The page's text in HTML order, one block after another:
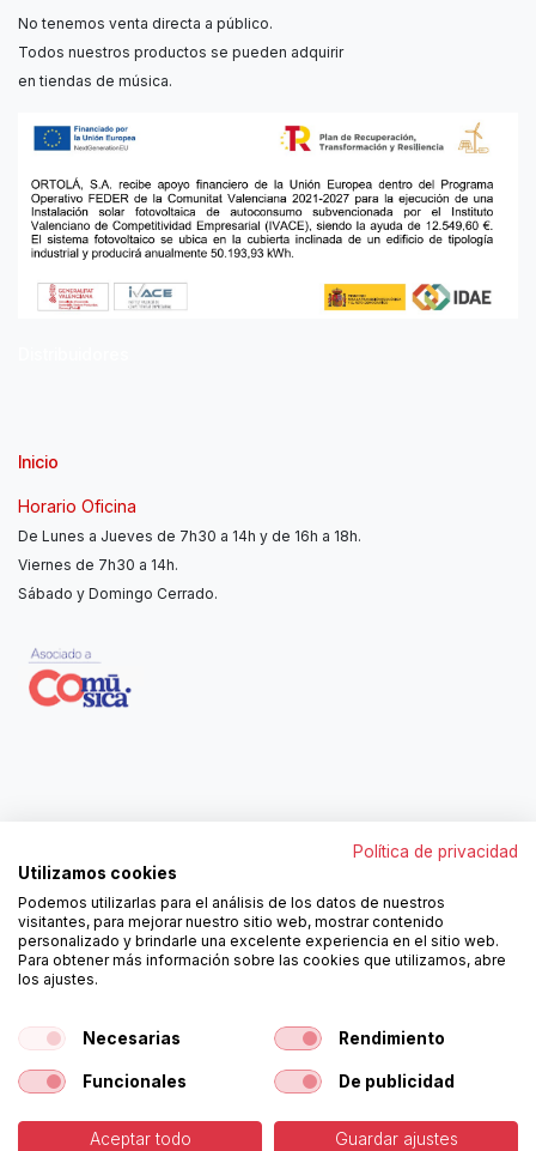
No tenemos venta directa a público.
Todos nuestros productos se pueden adquirir
en tiendas de música.
Inicio
Horario Oficina
De Lunes a Jueves de 7h30 a 14h y de 16h a 18h.
Viernes de 7h30 a 14h.
Sábado y Domingo Cerrado.
962250313
ortola@ortola-sa.es
Av. d'Albaida, s/n
46840 La Pobla del Duc (Valencia)
¡Síguenos!
Política de privacidad
Utilizamos cookies
Podemos utilizarlas para el análisis de los datos de nuestros
visitantes, para mejorar nuestro sitio web, mostrar contenido
personalizado y brindarle una excelente experiencia en el sitio web.
Para obtener más información sobre las cookies que utilizamos, abre
los ajustes.
Necesarias Rendimiento
Funcionales De publicidad
Aceptar todo Guardar ajustes